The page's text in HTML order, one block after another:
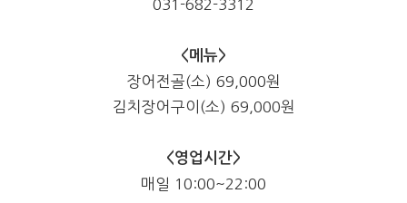
031-682-3312
<메뉴>
장어전골(소) 69,000원
김치장어구이(소) 69,000원
<영업시간>
매일 10:00~22:00